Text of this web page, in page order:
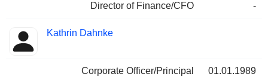
Director of Finance/CFO -
Kathrin Dahnke
Corporate Officer/Principal 01.01.1989